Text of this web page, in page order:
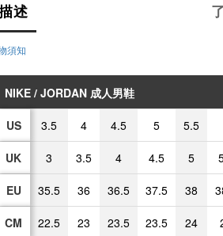
述
須知
NIKE / JORDAN 成人男鞋
US 3.5 4 4.5 5 5.5
UK 3 3.5 4 4.5 5
EU 35.5 36 36.5 37.5 38
CM 22.5 23 23.5 23.5 24